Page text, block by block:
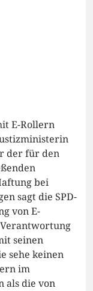
E-Rollern
der für den
bei
sagt die SPD-
von E-
seinen
sehe keinen
im
als die von